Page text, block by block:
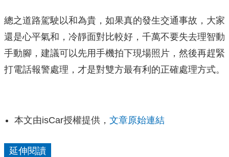
總之道路駕駛以和為貴，如果真的發生交通事故，大家
還是心平氣和，冷靜面對比較好，千萬不要失去理智動
手動腳，建議可以先用手機拍下現場照片，然後再趕緊
打電話報警處理，才是對雙方最有利的正確處理方式。
本文由isCar授權提供， 文章原始連結
延伸閱讀